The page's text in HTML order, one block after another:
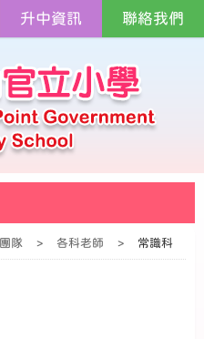
升中資訊 聯絡我們
隊 > 各科老師 > 常識科